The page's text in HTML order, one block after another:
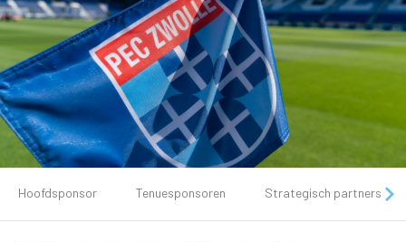
De club
Hoofdsponsor Tenuesponsoren Strategisch partners